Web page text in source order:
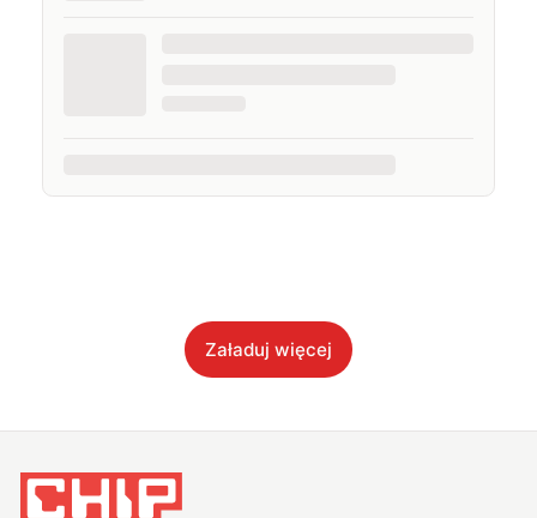
Załaduj więcej